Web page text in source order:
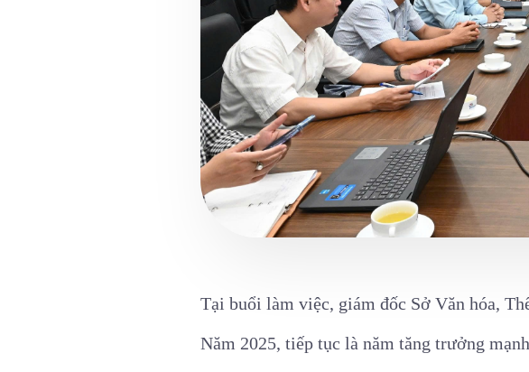
Tại buổi làm việc, giám đốc Sở Văn hóa,
Năm 2025, tiếp tục là năm tăng trưởng